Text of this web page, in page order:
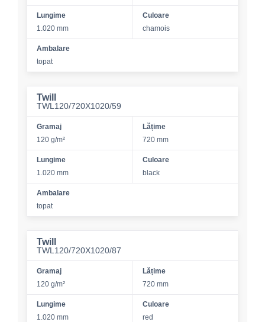
Lungime
1.020 mm
Culoare
chamois
Ambalare
topat
Twill
TWL120/720X1020/59
Gramaj
120 g/m²
Lățime
720 mm
Lungime
1.020 mm
Culoare
black
Ambalare
topat
Twill
TWL120/720X1020/87
Gramaj
120 g/m²
Lățime
720 mm
Lungime
1.020 mm
Culoare
red